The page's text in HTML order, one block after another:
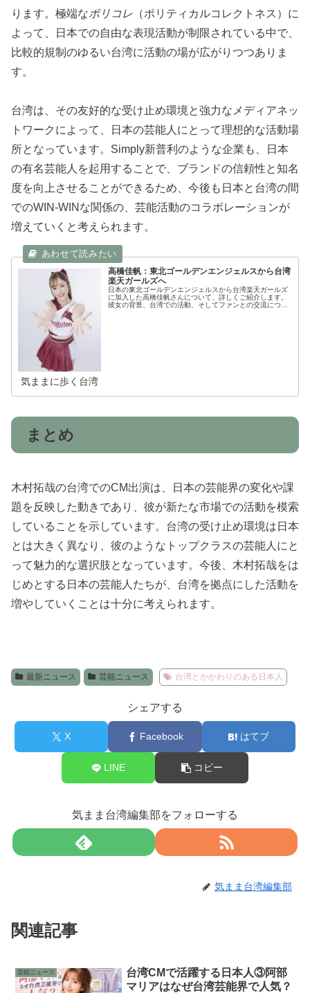
ります。極端なポリコレ （ポリティカルコレクトネス）に
よって、日本での自由な表現活動が制限されている中で、
比較的規制のゆるい台湾に活動の場が広がりつつありま
す。
台湾は、その友好的な受け止め環境と強力なメディアネッ
トワークによって、日本の芸能人にとって理想的な活動場
所となっています。Simply新普利のような企業も、日本
の有名芸能人を起用することで、ブランドの信頼性と知名
度を向上させることができるため、今後も日本と台湾の間
でのWIN-WINな関係の、芸能活動のコラボレーションが
増えていくと考えられます。
高橋佳帆：東北ゴールデンエンジェルスから台湾
楽天ガールズへ
日本の東北ゴールデンエンジェルスから台湾楽天ガールズ
に加入した高橋佳帆さんについて、詳しくご紹介します。
彼女の背景、台湾での活動、そしてファンとの交流につい
気ままに歩く台湾
まとめ
木村拓哉の台湾でのCM出演は、日本の芸能界の変化や課
題を反映した動きであり、彼が新たな市場での活動を模索
していることを示しています。台湾の受け止め環境は日本
とは大きく異なり、彼のようなトップクラスの芸能人にと
って魅力的な選択肢となっています。今後、木村拓哉をは
じめとする日本の芸能人たちが、台湾を拠点にした活動を
増やしていくことは十分に考えられます。
最新ニュース 芸能ニュース 台湾とかかわりのある日本人
シェアする
X Facebook はてブ
LINE コピー
気まま台湾編集部をフォローする
気まま台湾編集部
関連記事
芸能ニュース
台湾CMで活躍する日本人③阿部
マリアはなぜ台湾芸能界で人気？